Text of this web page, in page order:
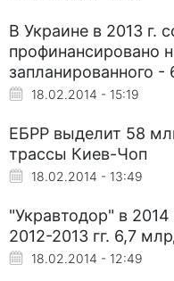
В Украине в 2013 г.
профинансировано
запланированного -
18.02.2014 - 15:19
ЕБРР выделит 58
трассы Киев-Чоп
18.02.2014 - 13:49
"Укравтодор" в 2014
2012-2013 гг. 6,7
18.02.2014 - 12:49